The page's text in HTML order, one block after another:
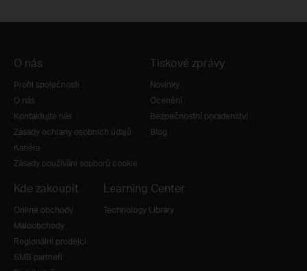
O nás
Profil společnosti
O nás
Kontaktujte nás
Zásady ochrany osobních údajů
Kariéra
Zásady používání souborů cookie
Tiskové zprávy
Novinky
Ocenění
Bezpečnostní poradenství
Blog
Kde zakoupit
Online obchody
Maloobchody
Regionální prodejci
SMB partneři
Learning Center
Technology Library